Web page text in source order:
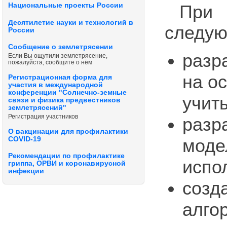
Национальные проекты России
Десятилетие науки и технологий в
России
Сообщение о землетрясении
Если Вы ощутили землетрясение,
пожалуйста, сообщите о нём
Регистрационная форма для
участия в международной
конференции "Солнечно-земные
связи и физика предвестников
землетрясений"
Регистрация участников
О вакцинации для профилактики
COVID-19
Рекомендации по профилактике
гриппа, ОРВИ и коронавирусной
инфекции
При
на